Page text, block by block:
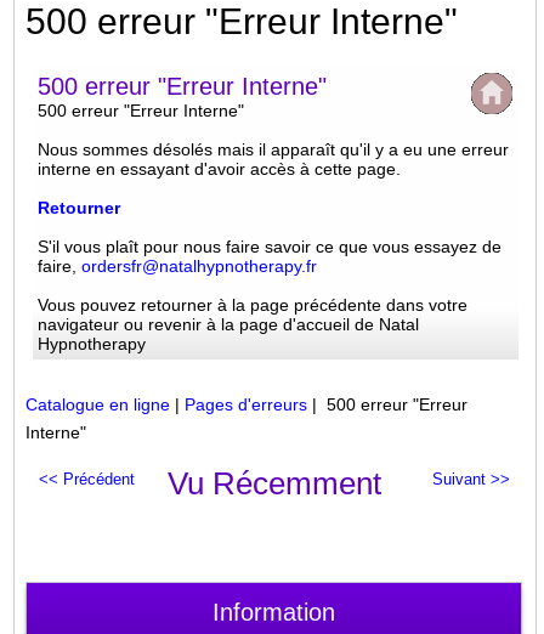
500 erreur "Erreur Interne"
500 erreur "Erreur Interne"
500 erreur "Erreur Interne"
Nous sommes désolés mais il apparaît qu'il y a eu une erreur
interne en essayant d'avoir accès à cette page.
Retourner
S'il vous plaît pour nous faire savoir ce que vous essayez de
faire, ordersfr@natalhypnotherapy.fr
Vous pouvez retourner à la page précédente dans votre
navigateur ou revenir à la page d'accueil de Natal
Hypnotherapy
Catalogue en ligne | Pages d'erreurs | 500 erreur "Erreur
Interne"
Vu Récemment
Information